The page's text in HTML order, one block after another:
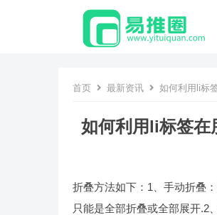
首页 最新资讯 如何利用li标
如何利用li标签在
折叠方法如下：1、手动折叠
只能是全部折叠或全部展开.2